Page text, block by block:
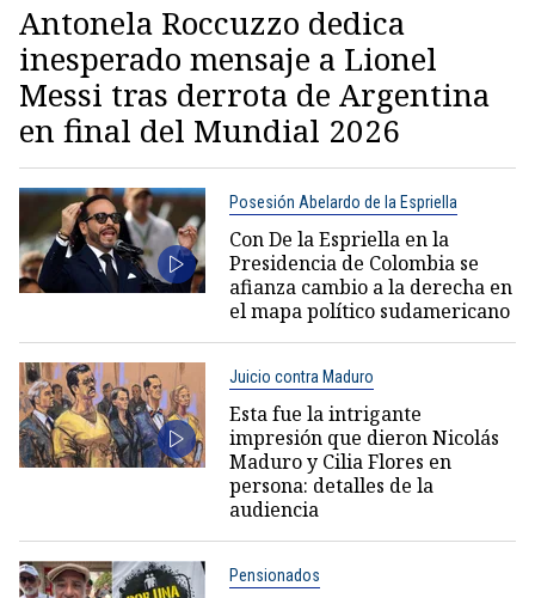
Antonela Roccuzzo dedica
inesperado mensaje a Lionel
Messi tras derrota de Argentina
en final del Mundial 2026
Posesión Abelardo de la Espriella
Con De la Espriella en la
Presidencia de Colombia se
afianza cambio a la derecha en
el mapa político sudamericano
Juicio contra Maduro
Esta fue la intrigante
impresión que dieron Nicolás
Maduro y Cilia Flores en
persona: detalles de la
audiencia
Pensionados